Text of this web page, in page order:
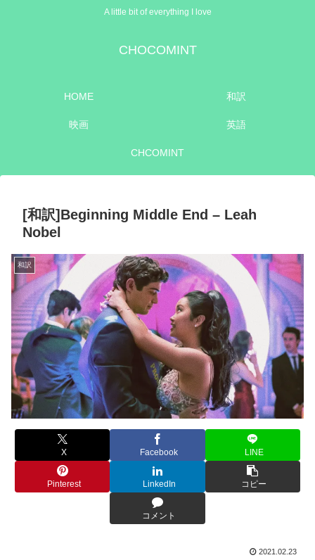
A little bit of everything I love
CHOCOMINT
HOME 和訳
映画 英語
CHCOMINT
[和訳]Beginning Middle End – Leah
Nobel
和訳
X Facebook LINE
Pinterest LinkedIn コピー
コメント
2021.02.23